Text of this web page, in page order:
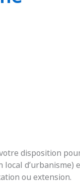
disposition
d’urbanisme)
ou extension.